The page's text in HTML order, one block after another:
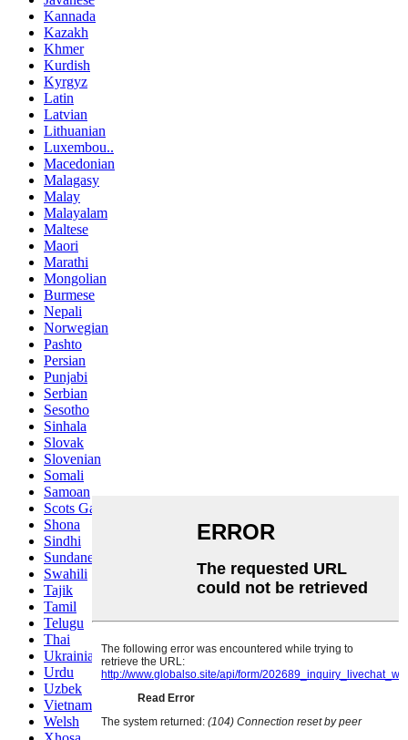
Kannada
Kazakh
Khmer
Kurdish
Kyrgyz
Latin
Latvian
Lithuanian
Luxembou..
Macedonian
Malagasy
Malay
Malayalam
Maltese
Maori
Marathi
Mongolian
Burmese
Nepali
Norwegian
Pashto
Persian
Punjabi
Serbian
Sesotho
Sinhala
Slovak
Slovenian
Somali
Samoan
Scots Gaelic
Shona
Sindhi
Sundanese
Swahili
Tajik
Tamil
Telugu
Thai
Ukrainian
Urdu
Uzbek
Vietnamese
Welsh